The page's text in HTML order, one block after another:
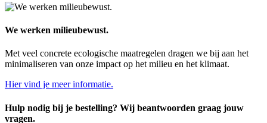
We werken milieubewust.
Met veel concrete ecologische maatregelen dragen we bij aan het
minimaliseren van onze impact op het milieu en het klimaat.
Hier vind je meer informatie.
Hulp nodig bij je bestelling? Wij beantwoorden graag jouw
vragen.